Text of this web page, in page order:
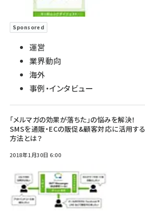
Sponsored
運営
業界動向
海外
事例・インタビュー
「メルマガの効果が落ちた」の悩みを解決！
SMSを通販・ECの販促&顧客対応に活用する
方法とは？
2018年1月30日 6:00